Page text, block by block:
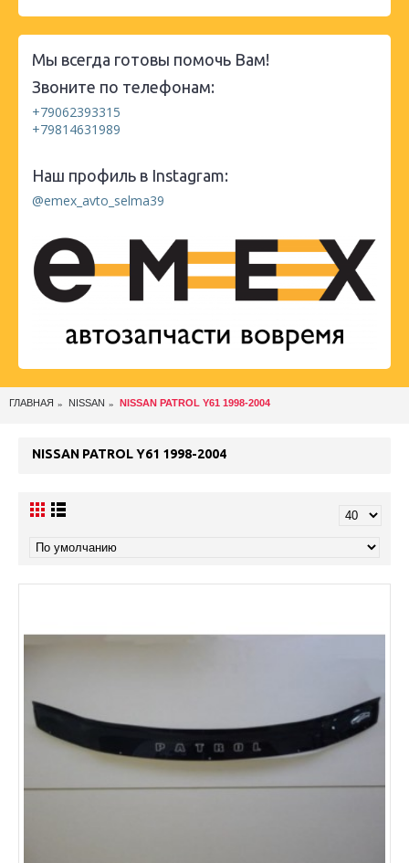
Мы всегда готовы помочь Вам!
Звоните по телефонам:
+79062393315
+79814631989
Наш профиль в Instagram:
@emex_avto_selma39
ГЛАВНАЯ NISSAN NISSAN PATROL Y61 1998-2004
NISSAN PATROL Y61 1998-2004